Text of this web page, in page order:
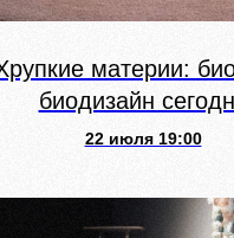
материи:
биодизайн
22 июля 19:00